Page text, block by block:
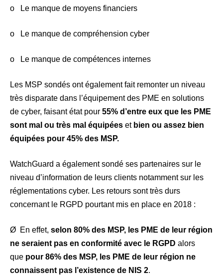
o Le manque de moyens financiers
o Le manque de compréhension cyber
o Le manque de compétences internes
Les MSP sondés ont également fait remonter un niveau
très disparate dans l’équipement des PME en solutions
de cyber, faisant état pour 55% d’entre eux que les PME
sont mal ou très mal équipées et bien ou assez bien
équipées pour 45% des MSP.
WatchGuard a également sondé ses partenaires sur le
niveau d’information de leurs clients notamment sur les
réglementations cyber. Les retours sont très durs
concernant le RGPD pourtant mis en place en 2018 :
Ø En effet, selon 80% des MSP, les PME de leur région
ne seraient pas en conformité avec le RGPD alors
que pour 86% des MSP, les PME de leur région ne
connaissent pas l’existence de NIS 2.